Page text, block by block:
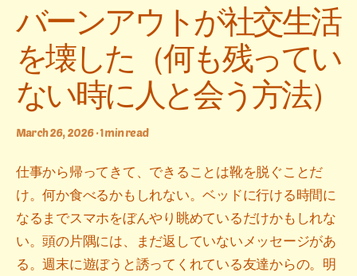
バーンアウトが社交生活
を壊した（何も残ってい
ない時に人と会う方法）
March 26, 2026 · 1 min read
仕事から帰ってきて、できることは靴を脱ぐことだ
け。何か食べるかもしれない。ベッドに行ける時間に
なるまでスマホをぼんやり眺めているだけかもしれな
い。頭の片隅には、まだ返していないメッセージがあ
る。週末に遊ぼうと誘ってくれている友達からの。明